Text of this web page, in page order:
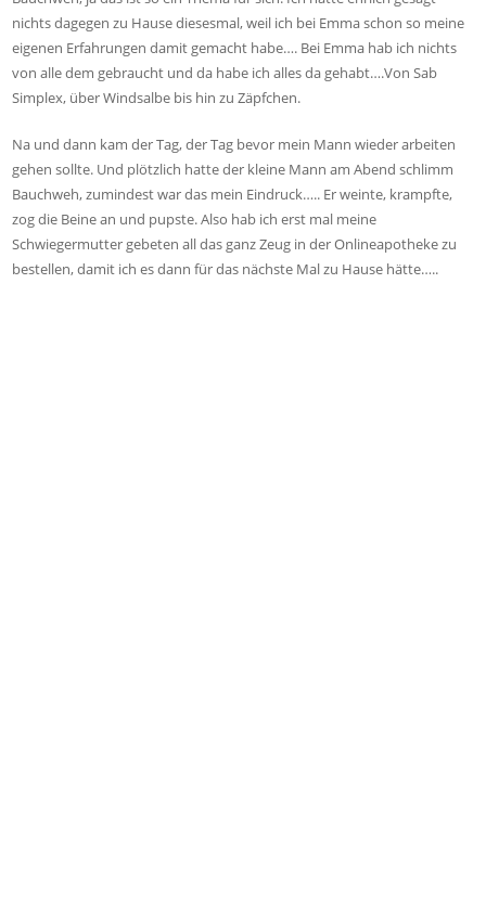
nichts dagegen zu Hause diesesmal, weil ich bei Emma schon so meine
eigenen Erfahrungen damit gemacht habe…. Bei Emma hab ich nichts
von alle dem gebraucht und da habe ich alles da gehabt….Von Sab
Simplex, über Windsalbe bis hin zu Zäpfchen.
Na und dann kam der Tag, der Tag bevor mein Mann wieder arbeiten
gehen sollte. Und plötzlich hatte der kleine Mann am Abend schlimm
Bauchweh, zumindest war das mein Eindruck….. Er weinte, krampfte,
zog die Beine an und pupste. Also hab ich erst mal meine
Schwiegermutter gebeten all das ganz Zeug in der Onlineapotheke zu
bestellen, damit ich es dann für das nächste Mal zu Hause hätte…..